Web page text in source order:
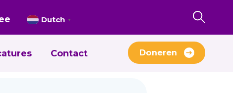
Contact
Dutch ▼
Doneren